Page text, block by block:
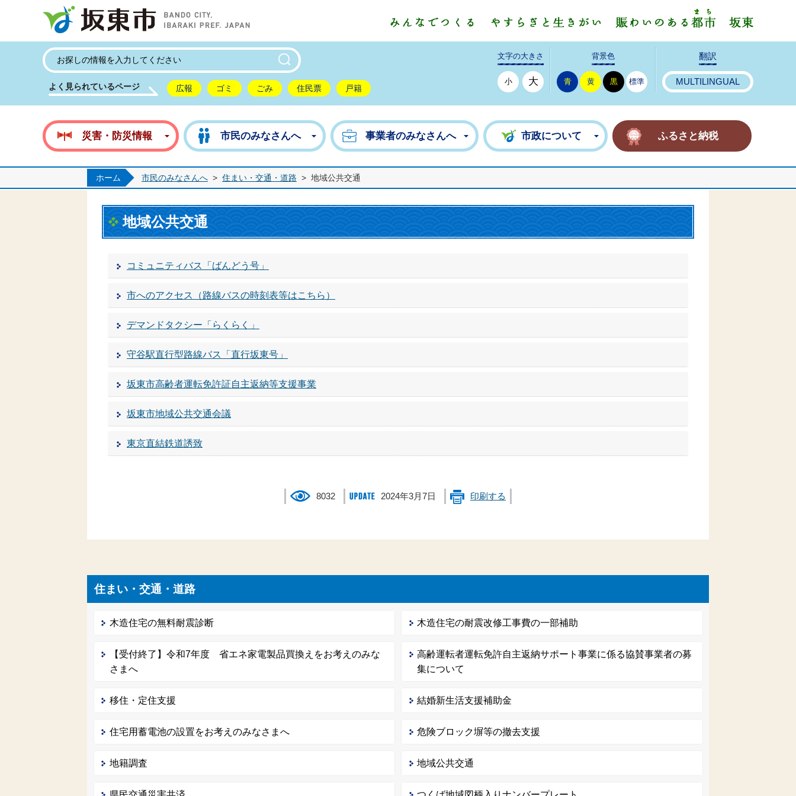
よく見られているページ 広報 ゴミ ごみ 住民票 戸籍
文字の大きさ
小 大
背景色
青 黄 黒 標準
翻訳
MULTILINGUAL
災害・防災情報 市民のみなさんへ 事業者のみなさんへ 市政について ふるさと納税
ホーム 市民のみなさんへ > 住まい・交通・道路 > 地域公共交通
地域公共交通
コミュニティバス「ばんどう号」
市へのアクセス（路線バスの時刻表等はこちら）
デマンドタクシー「らくらく」
守谷駅直行型路線バス「直行坂東号」
坂東市高齢者運転免許証自主返納等支援事業
坂東市地域公共交通会議
東京直結鉄道誘致
8032 2024年3月7日 印刷する
住まい・交通・道路
木造住宅の無料耐震診断 木造住宅の耐震改修工事費の一部補助
【受付終了】令和7年度 省エネ家電製品買換えをお考えのみな
さまへ
高齢運転者運転免許自主返納サポート事業に係る協賛事業者の募
集について
移住・定住支援 結婚新生活支援補助金
住宅用蓄電池の設置をお考えのみなさまへ 危険ブロック塀等の撤去支援
地籍調査 地域公共交通